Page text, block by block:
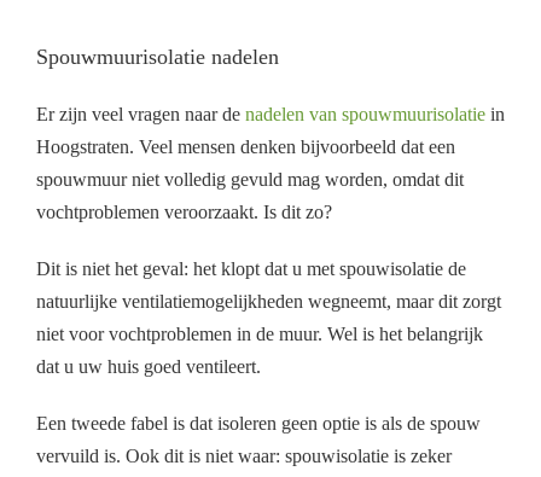
Spouwmuurisolatie nadelen
Er zijn veel vragen naar de nadelen van spouwmuurisolatie in
Hoogstraten. Veel mensen denken bijvoorbeeld dat een
spouwmuur niet volledig gevuld mag worden, omdat dit
vochtproblemen veroorzaakt. Is dit zo?
Dit is niet het geval: het klopt dat u met spouwisolatie de
natuurlijke ventilatiemogelijkheden wegneemt, maar dit zorgt
niet voor vochtproblemen in de muur. Wel is het belangrijk
dat u uw huis goed ventileert.
Een tweede fabel is dat isoleren geen optie is als de spouw
vervuild is. Ook dit is niet waar: spouwisolatie is zeker